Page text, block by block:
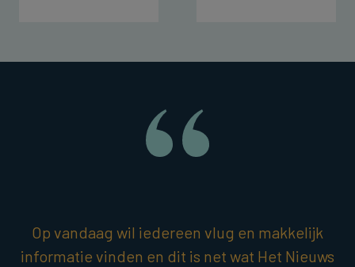
Op vandaag wil iedereen vlug en makkelijk
informatie vinden en dit is net wat Het Nieuws